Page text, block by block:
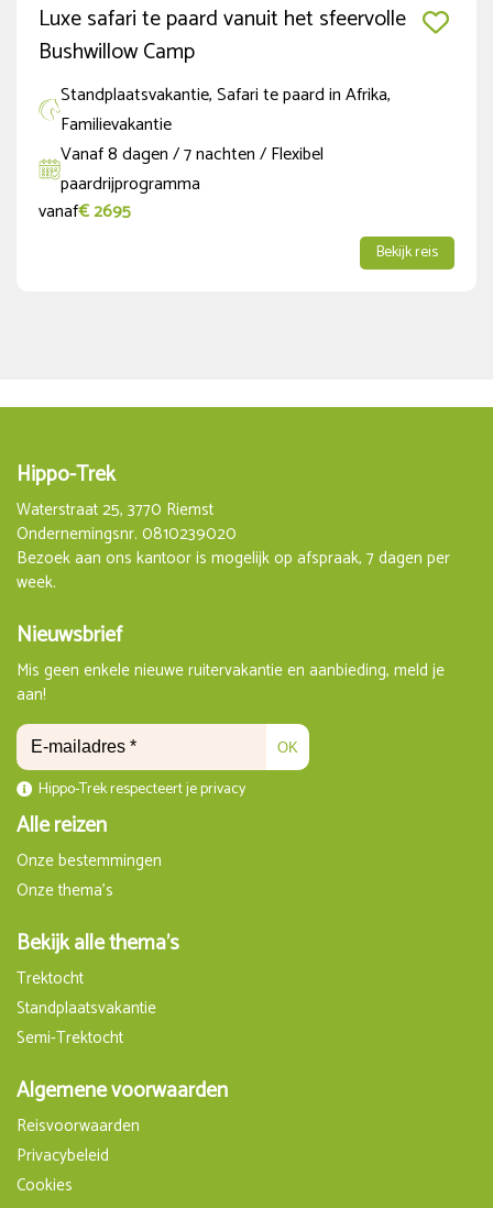
Luxe safari te paard vanuit het sfeervolle
Bushwillow Camp
Standplaatsvakantie, Safari te paard in Afrika,
Familievakantie
Vanaf 8 dagen / 7 nachten / Flexibel
paardrijprogramma
vanaf€ 2695
Bekijk reis
Hippo-Trek
Waterstraat 25, 3770 Riemst
Ondernemingsnr. 0810239020
Bezoek aan ons kantoor is mogelijk op afspraak, 7 dagen per
week.
Nieuwsbrief
Mis geen enkele nieuwe ruitervakantie en aanbieding, meld je
aan!
OK
Hippo-Trek respecteert je privacy
Alle reizen
Onze bestemmingen
Onze thema's
Bekijk alle thema's
Trektocht
Standplaatsvakantie
Semi-Trektocht
Algemene voorwaarden
Reisvoorwaarden
Privacybeleid
Cookies